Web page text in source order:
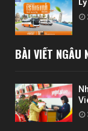
BÀI VIẾT NGẪU